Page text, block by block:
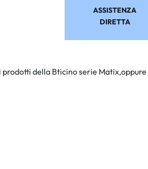
ASSISTENZA
DIRETTA
della Bticino serie